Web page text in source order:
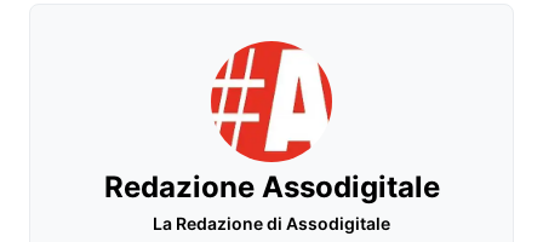
Redazione Assodigitale
La Redazione di Assodigitale